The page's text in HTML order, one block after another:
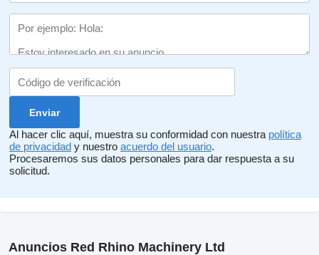
Al hacer clic aquí, muestra su conformidad con nuestra política
de privacidad y nuestro acuerdo del usuario.
Procesaremos sus datos personales para dar respuesta a su
solicitud.
Anuncios Red Rhino Machinery Ltd